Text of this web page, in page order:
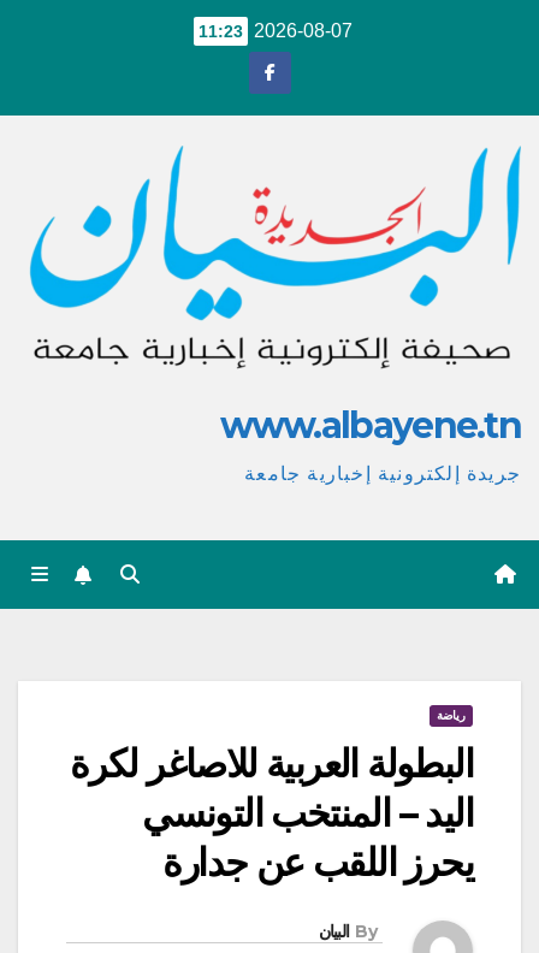
2026-08-07
11:23
www.albayene.tn
جريدة إلكترونية إخبارية جامعة
رياضة
البطولة العربية للاصاغر لكرة
اليد – المنتخب التونسي
يحرز اللقب عن جدارة
By البيان